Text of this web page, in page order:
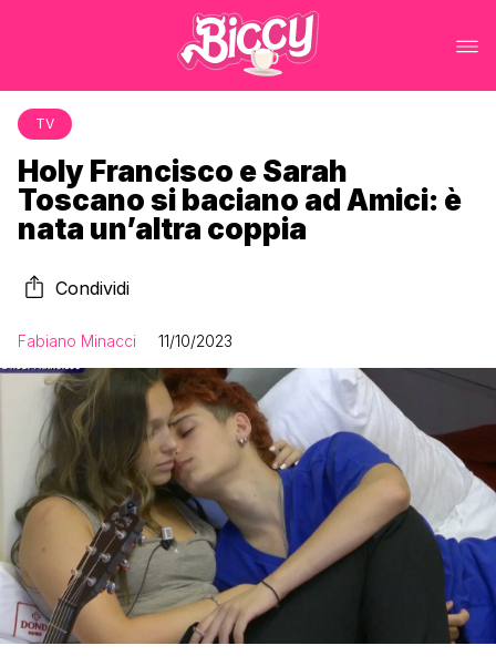
TV
Holy Francisco e Sarah
Toscano si baciano ad Amici: è
nata un’altra coppia
Condividi
Fabiano Minacci 11/10/2023